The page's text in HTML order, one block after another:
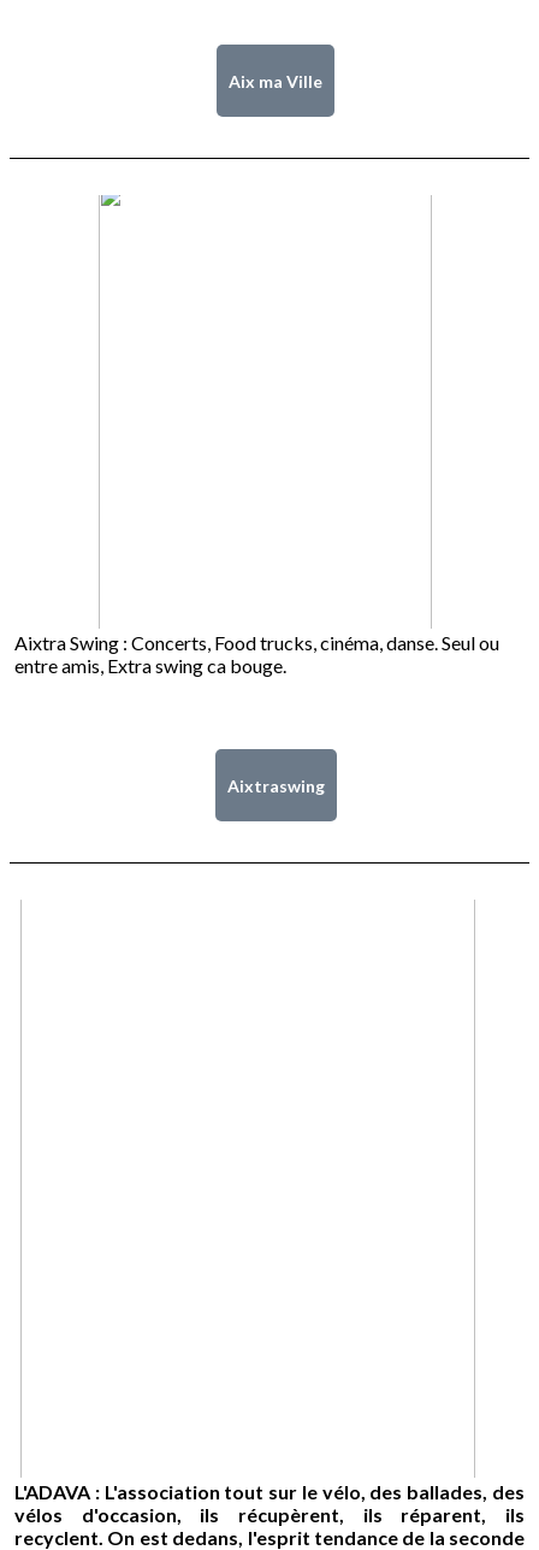
Aix ma Ville
Aixtra Swing : Concerts, Food trucks, cinéma, danse. Seul ou
entre amis, Extra swing ca bouge.
Aixtraswing
L'ADAVA : L'association tout sur le vélo, des ballades, des
vélos d'occasion, ils récupèrent, ils réparent, ils
recyclent. On est dedans, l'esprit tendance de la seconde